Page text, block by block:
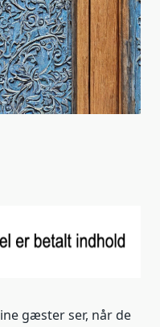
gæster ser, når de